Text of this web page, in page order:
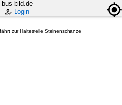
bus-bild.de
Login
zur Haltestelle Steinenschanze